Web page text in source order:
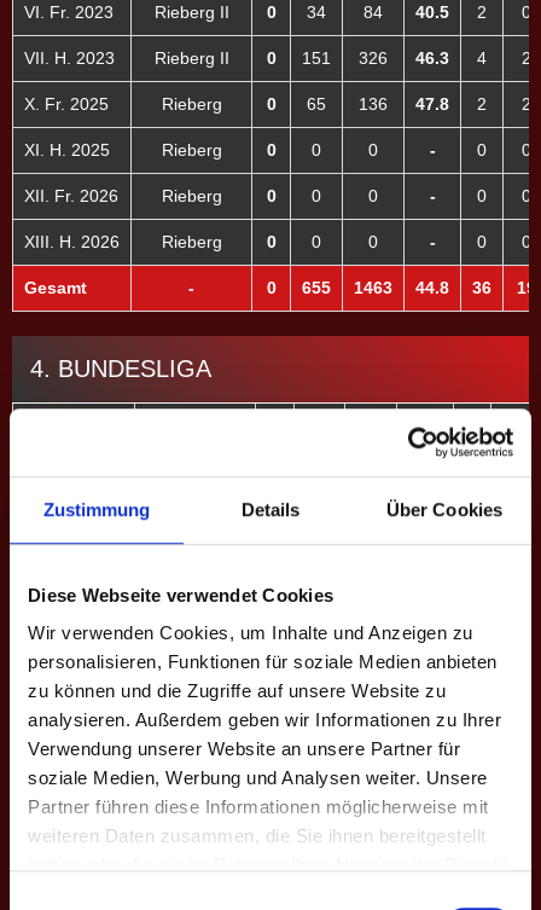
Zustimmung Details Über Cookies
Diese Webseite verwendet Cookies
Wir verwenden Cookies, um Inhalte und Anzeigen zu
personalisieren, Funktionen für soziale Medien anbieten
zu können und die Zugriffe auf unsere Website zu
analysieren. Außerdem geben wir Informationen zu Ihrer
Verwendung unserer Website an unsere Partner für
soziale Medien, Werbung und Analysen weiter. Unsere
Partner führen diese Informationen möglicherweise mit
weiteren Daten zusammen, die Sie ihnen bereitgestellt
VI. Fr. 2023 Rieberg II 0 34 84 40.5 2 0
VII. H. 2023 Rieberg II 0 151 326 46.3 4 2
X. Fr. 2025 Rieberg 0 65 136 47.8 2 2
XI. H. 2025 Rieberg 0 0 0 - 0 0
XII. Fr. 2026 Rieberg 0 0 0 - 0 0
XIII. H. 2026 Rieberg 0 0 0 - 0 0
Gesamt - 0 655 1463 44.8 36 19
4. BUNDESLIGA
% M M+
Gesamt 0 49.2 4
EINSÄTZE: 30
Spieltag Heim Ergebnisse Auswärts
3 Rieberg 9 - 7 Psychos
Rieberg
Stuttgart II